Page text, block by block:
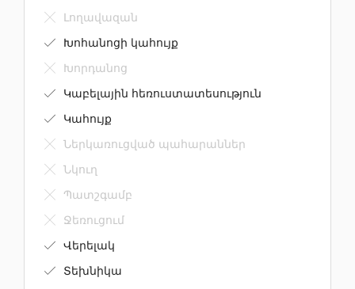
Լողավազան
Խոհանոցի կահույք
Խորդանոց
Կաբելային հեռուստատեսություն
Կահույք
Ներկառուցված պահարաններ
Նկուղ
Պատշգամբ
Ջեռուցում
Վերելակ
Տեխնիկա